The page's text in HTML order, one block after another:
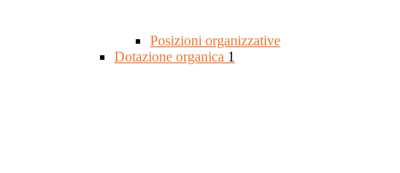
Posizioni organizzative
Dotazione organica 1